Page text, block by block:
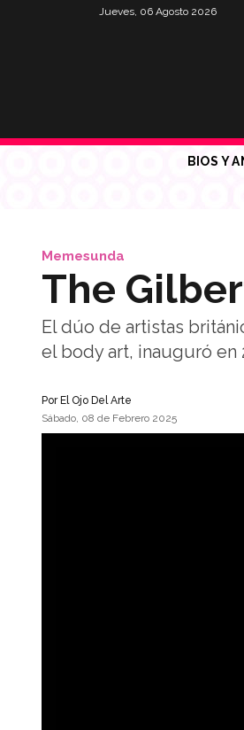
Jueves, 06 Agosto 2026
BIOS Y
Memesunda
The
El dúo de artistas
el body art, inauguró en
PorEl Ojo Del Arte
Sábado, 08 de Febrero 2025